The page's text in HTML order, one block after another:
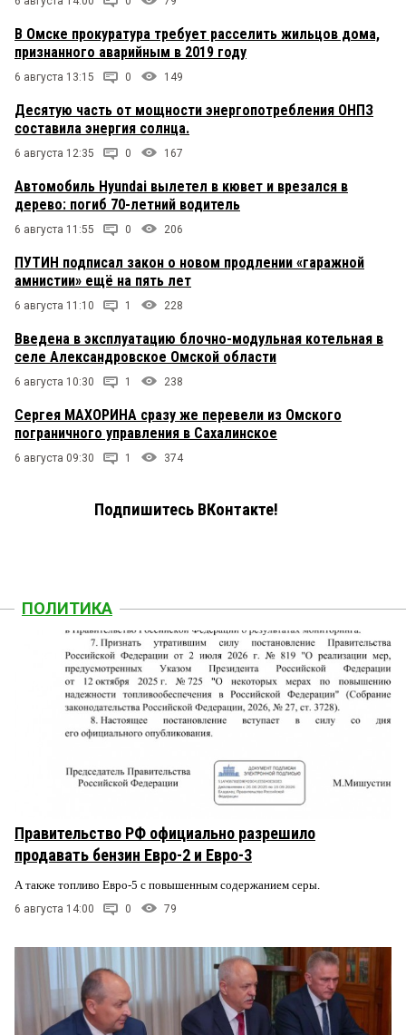
В Омске прокуратура требует расселить жильцов дома,
признанного аварийным в 2019 году
6 августа 13:15 0 149
Десятую часть от мощности энергопотребления ОНПЗ
составила энергия солнца.
6 августа 12:35 0 167
Автомобиль Hyundai вылетел в кювет и врезался в
дерево: погиб 70-летний водитель
6 августа 11:55 0 206
ПУТИН подписал закон о новом продлении «гаражной
амнистии» ещё на пять лет
6 августа 11:10 1 228
Введена в эксплуатацию блочно-модульная котельная в
селе Александровское Омской области
6 августа 10:30 1 238
Сергея МАХОРИНА сразу же перевели из Омского
пограничного управления в Сахалинское
6 августа 09:30 1 374
Подпишитесь ВКонтакте!
ПОЛИТИКА
Правительство РФ официально разрешило
продавать бензин Евро-2 и Евро-3
А также топливо Евро-5 с повышенным содержанием серы.
6 августа 14:00 0 79